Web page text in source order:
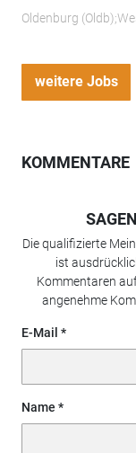
Oldenburg
weitere Jobs
KOMMENTARE
Die qualifizierte
ist
Kommentaren
angenehme
E-Mail
Name